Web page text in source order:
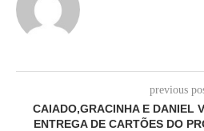
previous
CAIADO,GRACINHA E DANIEL
ENTREGA DE CARTÕES DO